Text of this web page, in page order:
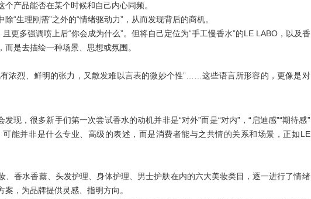
产品能否在某个时候和自己内心同频。
除“生理刚需”之外的“情绪驱动力”，从而发现背后的商机。
更多强调喷上后“你会成为什么”。但将自己定位为“手工慢香水”的LE LABO，以及香
是去描绘一种场景、思想或氛围。
浓烈、鲜明的张力，又散发难以言表的微妙个性”……这些语言所形容的，更像是对
现，很多新手们第一次尝试香水的动机并非是“对外”而是“对内”，“启迪感”“期待感”
能并非是什么专业、高级的表述，而是消费者能与之共情的关系和场景，正如LE
、香水香薰、头发护理、身体护理、男士护肤在内的六大美妆类目，逐一进行了情绪
，为品牌提供灵感、指明方向。